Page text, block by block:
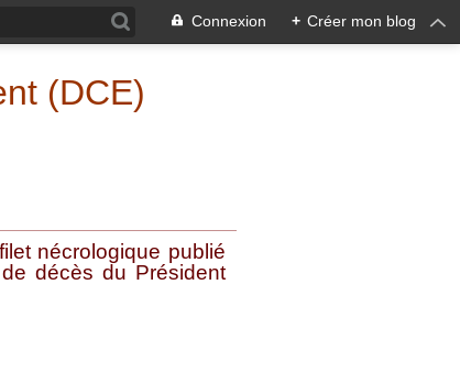
Connexion + Créer mon blog
(DCE)
nécrologique publié
décès du Président